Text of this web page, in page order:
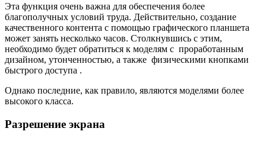
Эта функция очень важна для обеспечения более
благополучных условий труда. Действительно, создание
качественного контента с помощью графического планшета
может занять несколько часов. Столкнувшись с этим,
необходимо будет обратиться к моделям с проработанным
дизайном, утонченностью, а также физическими кнопками
быстрого доступа .
Однако последние, как правило, являются моделями более
высокого класса.
Pазрешение экрана